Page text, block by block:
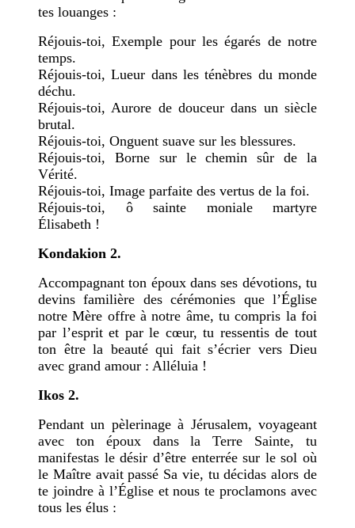
tes louanges :
Réjouis-toi, Exemple pour les égarés de notre
temps.
Réjouis-toi, Lueur dans les ténèbres du monde
déchu.
Réjouis-toi, Aurore de douceur dans un siècle
brutal.
Réjouis-toi, Onguent suave sur les blessures.
Réjouis-toi, Borne sur le chemin sûr de la
Vérité.
Réjouis-toi, Image parfaite des vertus de la foi.
Réjouis-toi, ô sainte moniale martyre
Élisabeth !
Kondakion 2.
Accompagnant ton époux dans ses dévotions, tu
devins familière des cérémonies que l’Église
notre Mère offre à notre âme, tu compris la foi
par l’esprit et par le cœur, tu ressentis de tout
ton être la beauté qui fait s’écrier vers Dieu
avec grand amour : Alléluia !
Ikos 2.
Pendant un pèlerinage à Jérusalem, voyageant
avec ton époux dans la Terre Sainte, tu
manifestas le désir d’être enterrée sur le sol où
le Maître avait passé Sa vie, tu décidas alors de
te joindre à l’Église et nous te proclamons avec
tous les élus :